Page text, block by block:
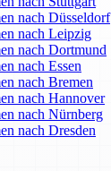
nach Düsseldorf
nach Leipzig
nach Dortmund
nach Essen
nach Bremen
nach Hannover
nach Nürnberg
nach Dresden